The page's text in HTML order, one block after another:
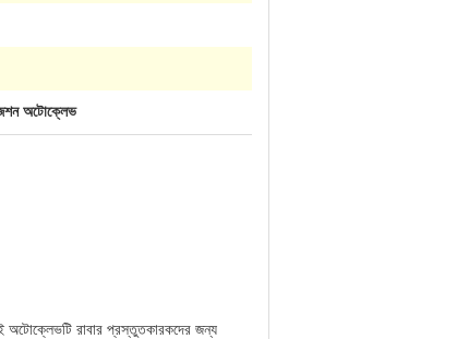
অটোক্লেভ
অটোক্লেভটি রাবার প্রস্তুতকারকদের জন্য